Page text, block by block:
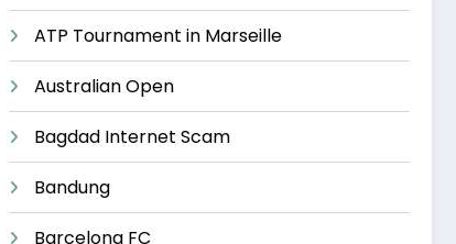
ATP Tournament in Marseille
Australian Open
Bagdad Internet Scam
Bandung
Barcelona FC